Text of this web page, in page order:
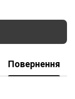
Повернення